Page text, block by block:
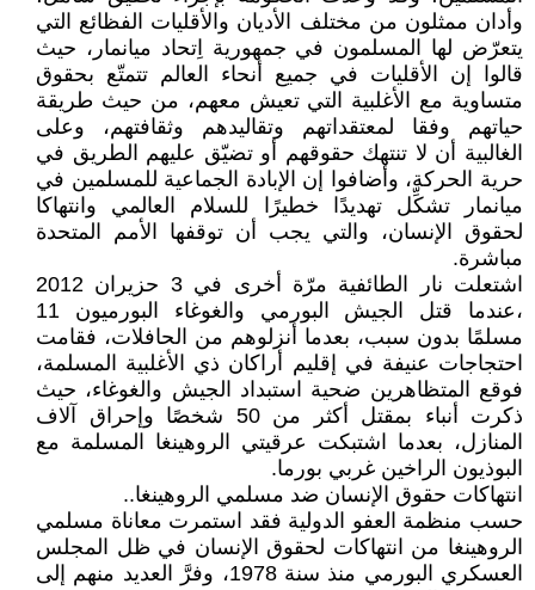
وأدان ممثلون من مختلف الأديان والأقليات الفظائع التي
يتعرّض لها المسلمون في جمهورية اِتحاد ميانمار، حيث
قالوا إن الأقليات في جميع أنحاء العالم تتمتّع بحقوق
متساوية مع الأغلبية التي تعيش معهم، من حيث طريقة
حياتهم وفقا لمعتقداتهم وتقاليدهم وثقافتهم، وعلى
الغالبية أن لا تنتهك حقوقهم أو تضيّق عليهم الطريق في
حرية الحركة، وأضافوا إن الإبادة الجماعية للمسلمين في
ميانمار تشكِّل تهديدًا خطيرًا للسلام العالمي وانتهاكا
لحقوق الإنسان، والتي يجب أن توقفها الأمم المتحدة
مباشرة.
اشتعلت نار الطائفية مرّة أخرى في 3 حزيران 2012
،عندما قتل الجيش البورمي والغوغاء البورميون 11
مسلمًا بدون سبب، بعدما أنزلوهم من الحافلات، فقامت
احتجاجات عنيفة في إقليم أراكان ذي الأغلبية المسلمة،
فوقع المتظاهرين ضحية استبداد الجيش والغوغاء، حيث
ذكرت أنباء بمقتل أكثر من 50 شخصًا وإحراق آلاف
المنازل، بعدما اشتبكت عرقيتي الروهينغا المسلمة مع
البوذيون الراخين غربي بورما.
انتهاكات حقوق الإنسان ضد مسلمي الروهينغا..
حسب منظمة العفو الدولية فقد استمرت معاناة مسلمي
الروهينغا من انتهاكات لحقوق الإنسان في ظل المجلس
العسكري البورمي منذ سنة 1978، وفرَّ العديد منهم إلى